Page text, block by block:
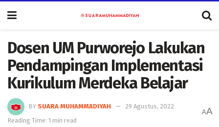
Dosen UM Purworejo Lakukan
Pendampingan Implementasi
Kurikulum Merdeka Belajar
BY SUARA MUHAMMADIYAH
29 Agustus, 2022
Reading Time: 1 min read
AA